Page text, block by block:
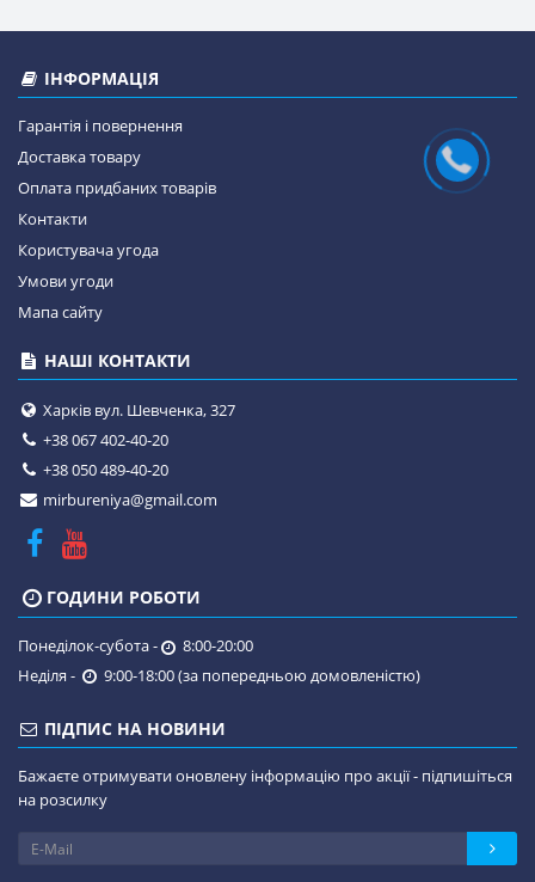
ІНФОРМАЦІЯ
Гарантія і повернення
Доставка товару
Оплата придбаних товарів
Контакти
Користувача угода
Умови угоди
Мапа сайту
НАШІ КОНТАКТИ
Харків вул. Шевченка, 327
+38 067 402-40-20
+38 050 489-40-20
mirbureniya@gmail.com
ГОДИНИ РОБОТИ
Понеділок-субота -
8:00-20:00
Неділя -
9:00-18:00 (за попередньою домовленістю)
ПІДПИС НА НОВИНИ
Бажаєте отримувати оновлену інформацію про акції - підпишіться
на розсилку